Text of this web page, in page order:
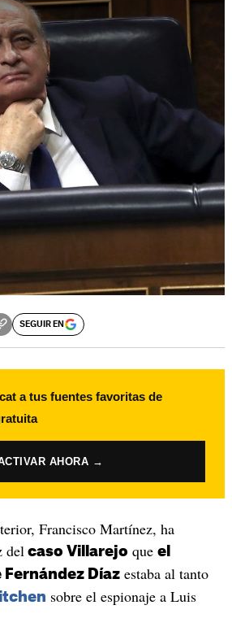
SEGUIR EN
a tus fuentes favoritas de
AHORA →
Francisco Martínez, ha
del caso Villarejo que el
Díazestaba al tanto
sobre el espionaje a Luis